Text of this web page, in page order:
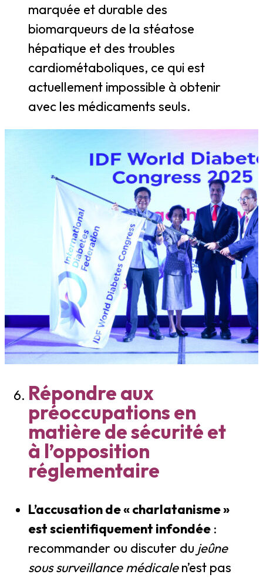
marquée et durable des
biomarqueurs de la stéatose
hépatique et des troubles
cardiométaboliques, ce qui est
actuellement impossible à obtenir
avec les médicaments seuls.
Répondre aux
préoccupations en
matière de sécurité et
à l’opposition
réglementaire
L’accusation de « charlatanisme »
est scientifiquement infondée :
recommander ou discuter du jeûne
sous surveillance médicalen’est pas